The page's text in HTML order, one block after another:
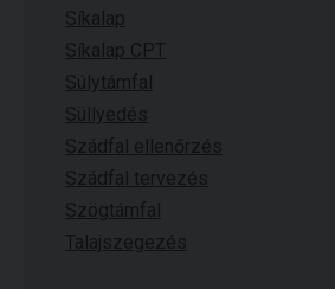
Síkalap
Síkalap CPT
Súlytámfal
Süllyedés
Szádfal ellenőrzés
Szádfal tervezés
Szögtámfal
Talajszegezés